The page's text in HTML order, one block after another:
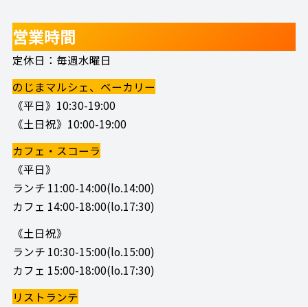
営業時間
定休日：毎週水曜日
のじまマルシェ、ベーカリー
《平日》10:30-19:00
《土日祝》10:00-19:00
カフェ・スコーラ
《平日》
ランチ 11:00-14:00(lo.14:00)
カフェ 14:00-18:00(lo.17:30)
《土日祝》
ランチ 10:30-15:00(lo.15:00)
カフェ 15:00-18:00(lo.17:30)
リストランテ